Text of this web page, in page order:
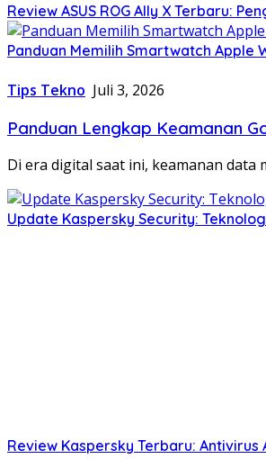
Review ASUS ROG Ally X Terbaru:
Panduan Memilih Smartwatch Apple
Tips Tekno Juli 3, 2026
Panduan Lengkap Keamanan
Di era digital saat ini, keamanan
Update Kaspersky Security:
Review Kaspersky Terbaru: Antivirus